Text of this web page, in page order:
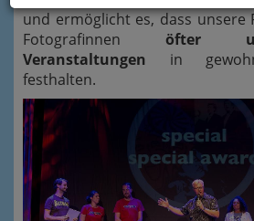
und ermöglicht es, dass unsere
Fotografinnen öfter
Veranstaltungen in
festhalten.